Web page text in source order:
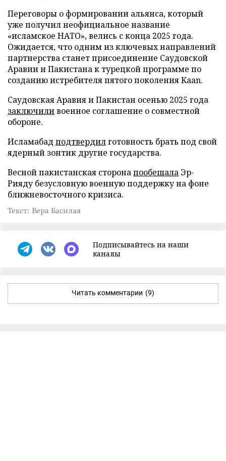
Переговоры о формировании альянса, который
уже получил неофициальное название
«исламское НАТО», велись с конца 2025 года.
Ожидается, что одним из ключевых направлений
партнерства станет присоединение Саудовской
Аравии и Пакистана к турецкой программе по
созданию истребителя пятого поколения Kaan.
Саудовская Аравия и Пакистан осенью 2025 года
заключиливоенное соглашение о совместной
обороне.
Исламабад подтвердилготовность брать под свой
ядерный зонтик другие государства.
Весной пакистанская сторонапообещала Эр-
Рияду безусловную военную поддержку на фоне
ближневосточного кризиса.
Текст: Вера Басилая
Подписывайтесь на наши
каналы
Читать комментарии (9)